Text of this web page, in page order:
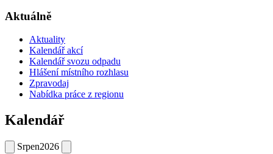
Aktuálně
Aktuality
Kalendář akcí
Kalendář svozu odpadu
Hlášení místního rozhlasu
Zpravodaj
Nabídka práce z regionu
Kalendář
Srpen2026